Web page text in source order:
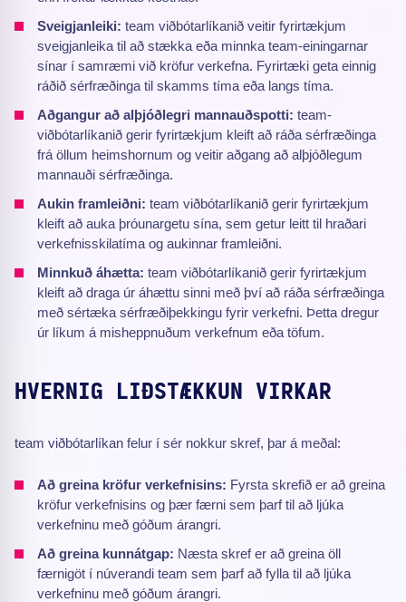
Sveigjanleiki: team viðbótarlíkanið veitir fyrirtækjum
sveigjanleika til að stækka eða minnka team-einingarnar
sínar í samræmi við kröfur verkefna. Fyrirtæki geta einnig
ráðið sérfræðinga til skamms tíma eða langs tíma.
Aðgangur að alþjóðlegri mannauðspotti: team-
viðbótarlíkanið gerir fyrirtækjum kleift að ráða sérfræðinga
frá öllum heimshornum og veitir aðgang að alþjóðlegum
mannauði sérfræðinga.
Aukin framleiðni: team viðbótarlíkanið gerir fyrirtækjum
kleift að auka þróunargetu sína, sem getur leitt til hraðari
verkefnisskilatíma og aukinnar framleiðni.
Minnkuð áhætta: team viðbótarlíkanið gerir fyrirtækjum
kleift að draga úr áhættu sinni með því að ráða sérfræðinga
með sértæka sérfræðiþekkingu fyrir verkefni. Þetta dregur
úr líkum á misheppnuðum verkefnum eða töfum.
HVERNIG LIÐSTÆKKUN VIRKAR
team viðbótarlíkan felur í sér nokkur skref, þar á meðal:
Að greina kröfur verkefnisins: Fyrsta skrefið er að greina
kröfur verkefnisins og þær færni sem þarf til að ljúka
verkefninu með góðum árangri.
Að greina kunnátgap: Næsta skref er að greina öll
færnigöt í núverandi team sem þarf að fylla til að ljúka
verkefninu með góðum árangri.